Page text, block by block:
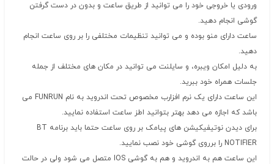
ورودی یا خروجی خود را می توانید از طریق ساعت و بدون در دست گرفتن
گوشی انجام دهید.
ساعت دارای منو بوده و می توانید تنظیمات مختلفی را بر روی ساعت انجام
دهید.
به دلیل امکان ویبره، و سایلنت می توانید در مکان های مختلف از جمله
جلسات همراه خود ببرید.
این ساعت دارای یک نرم افزارب مخصوص تحت اندروید به نام FUNRUN می
باشد که اجازه می دهد بهتر بتوانید اطز ساعت استفاده نمایید.
برای دیدن نوتیفیکیشن های پیامک بر روی ساعت حتما باید برنامه BT
NOTIFIER را برروی گوشی خود نصب نمایید.
این ساعت هم به اندروید و هم به گوشی IOS متصل می شود ولی در حالت